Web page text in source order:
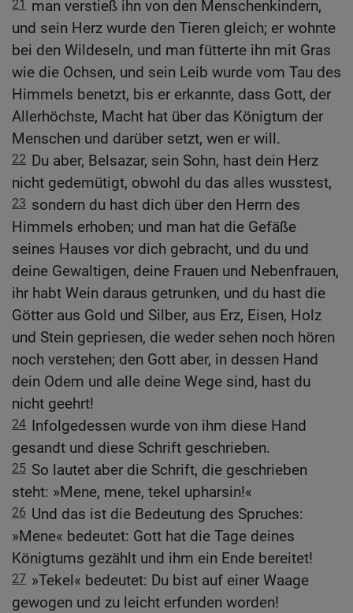
21
man verstieß ihn von den Menschenkindern,
und sein Herz wurde den Tieren gleich; er wohnte
bei den Wildeseln, und man fütterte ihn mit Gras
wie die Ochsen, und sein Leib wurde vom Tau des
Himmels benetzt, bis er erkannte, dass Gott, der
Allerhöchste, Macht hat über das Königtum der
Menschen und darüber setzt, wen er will.
22 Du aber, Belsazar, sein Sohn, hast dein Herz
nicht gedemütigt, obwohl du das alles wusstest,
23 sondern du hast dich über den Herrn des
Himmels erhoben; und man hat die Gefäße
seines Hauses vor dich gebracht, und du und
deine Gewaltigen, deine Frauen und Nebenfrauen,
ihr habt Wein daraus getrunken, und du hast die
Götter aus Gold und Silber, aus Erz, Eisen, Holz
und Stein gepriesen, die weder sehen noch hören
noch verstehen; den Gott aber, in dessen Hand
dein Odem und alle deine Wege sind, hast du
nicht geehrt!
24 Infolgedessen wurde von ihm diese Hand
gesandt und diese Schrift geschrieben.
25 So lautet aber die Schrift, die geschrieben
steht: »Mene, mene, tekel upharsin!«
26 Und das ist die Bedeutung des Spruches:
»Mene« bedeutet: Gott hat die Tage deines
Königtums gezählt und ihm ein Ende bereitet!
27 »Tekel« bedeutet: Du bist auf einer Waage
gewogen und zu leicht erfunden worden!